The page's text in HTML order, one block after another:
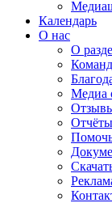
Календарь
О нас
О
Медиа
Отчёты